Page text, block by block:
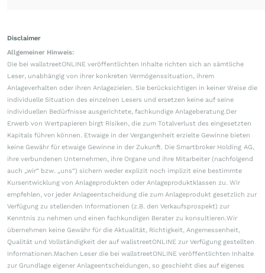
Disclaimer
Allgemeiner Hinweis:
Die bei wallstreetONLINE veröffentlichten Inhalte richten sich an sämtliche
Leser, unabhängig von ihrer konkreten Vermögenssituation, ihrem
Anlageverhalten oder ihren Anlagezielen. Sie berücksichtigen in keiner Weise die
individuelle Situation des einzelnen Lesers und ersetzen keine auf seine
individuellen Bedürfnisse ausgerichtete, fachkundige Anlageberatung.Der
Erwerb von Wertpapieren birgt Risiken, die zum Totalverlust des eingesetzten
Kapitals führen können. Etwaige in der Vergangenheit erzielte Gewinne bieten
keine Gewähr für etwaige Gewinne in der Zukunft. Die Smartbroker Holding AG,
ihre verbundenen Unternehmen, ihre Organe und ihre Mitarbeiter (nachfolgend
auch „wir“ bzw. „uns“) sichern weder explizit noch implizit eine bestimmte
Kursentwicklung von Anlageprodukten oder Anlageproduktklassen zu. Wir
empfehlen, vor jeder Anlageentscheidung die zum Anlageprodukt gesetzlich zur
Verfügung zu stellenden Informationen (z.B. den Verkaufsprospekt) zur
Kenntnis zu nehmen und einen fachkundigen Berater zu konsultieren.Wir
übernehmen keine Gewähr für die Aktualität, Richtigkeit, Angemessenheit,
Qualität und Vollständigkeit der auf wallstreetONLINE zur Verfügung gestellten
Informationen.Machen Leser die bei wallstreetONLINE veröffentlichten Inhalte
zur Grundlage eigener Anlageentscheidungen, so geschieht dies auf eigenes